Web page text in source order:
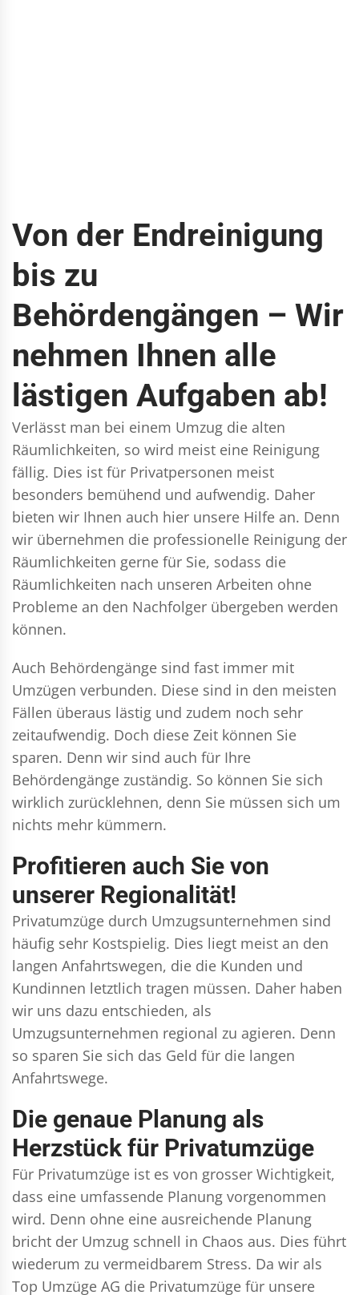
Von der Endreinigung
bis zu
Behördengängen – Wir
nehmen Ihnen alle
lästigen Aufgaben ab!
Verlässt man bei einem Umzug die alten
Räumlichkeiten, so wird meist eine Reinigung
fällig. Dies ist für Privatpersonen meist
besonders bemühend und aufwendig. Daher
bieten wir Ihnen auch hier unsere Hilfe an. Denn
wir übernehmen die professionelle Reinigung der
Räumlichkeiten gerne für Sie, sodass die
Räumlichkeiten nach unseren Arbeiten ohne
Probleme an den Nachfolger übergeben werden
können.
Auch Behördengänge sind fast immer mit
Umzügen verbunden. Diese sind in den meisten
Fällen überaus lästig und zudem noch sehr
zeitaufwendig. Doch diese Zeit können Sie
sparen. Denn wir sind auch für Ihre
Behördengänge zuständig. So können Sie sich
wirklich zurücklehnen, denn Sie müssen sich um
nichts mehr kümmern.
Profitieren auch Sie von
unserer Regionalität!
Privatumzüge durch Umzugsunternehmen sind
häufig sehr Kostspielig. Dies liegt meist an den
langen Anfahrtswegen, die die Kunden und
Kundinnen letztlich tragen müssen. Daher haben
wir uns dazu entschieden, als
Umzugsunternehmen regional zu agieren. Denn
so sparen Sie sich das Geld für die langen
Anfahrtswege.
Die genaue Planung als
Herzstück für Privatumzüge
Für Privatumzüge ist es von grosser Wichtigkeit,
dass eine umfassende Planung vorgenommen
wird. Denn ohne eine ausreichende Planung
bricht der Umzug schnell in Chaos aus. Dies führt
wiederum zu vermeidbarem Stress. Da wir als
Top Umzüge AG die Privatumzüge für unsere